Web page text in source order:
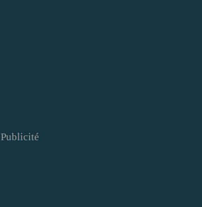
Publicité